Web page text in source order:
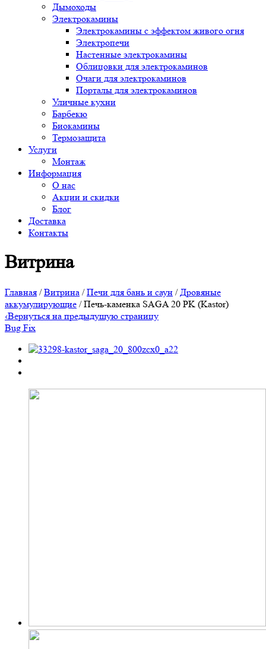
Дымоходы
Электрокамины
Электрокамины с эффектом живого огня
Электропечи
Настенные электрокамины
Облицовки для электрокаминов
Очаги для электрокаминов
Порталы для электрокаминов
Уличные кухни
Барбекю
Биокамины
Термозащита
Услуги
Монтаж
Информация
О нас
Акции и скидки
Блог
Доставка
Контакты
Витрина
Главная /Витрина /Печи для бань и саун /Дровяные
аккумулирующие / Печь-каменка SAGA 20 PK (Kastor)
‹Вернуться на предыдущую страницу
Bug Fix